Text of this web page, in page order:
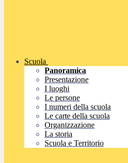
Scuola
Panoramica
Presentazione
I luoghi
Le persone
I numeri della scuola
Le carte della scuola
Organizzazione
La storia
Scuola e Territorio